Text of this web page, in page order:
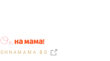
OHNAMAMA.BG